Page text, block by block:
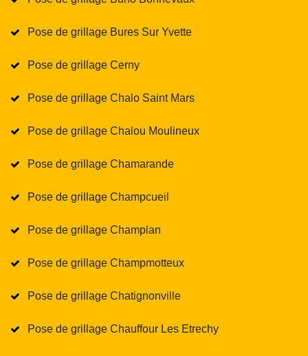
Pose de grillage Bures Sur Yvette
Pose de grillage Cerny
Pose de grillage Chalo Saint Mars
Pose de grillage Chalou Moulineux
Pose de grillage Chamarande
Pose de grillage Champcueil
Pose de grillage Champlan
Pose de grillage Champmotteux
Pose de grillage Chatignonville
Pose de grillage Chauffour Les Etrechy